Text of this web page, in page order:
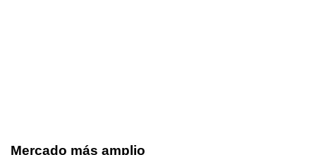
Mercado más amplio